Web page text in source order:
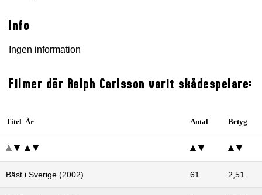
Info
Ingen information
Filmer där Ralph Carlsson varit skådespelare:
Titel År Antal Betyg
Bäst i Sverige (2002) 61 2,51